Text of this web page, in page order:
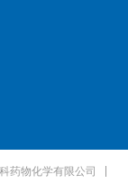
药物化学有限公司